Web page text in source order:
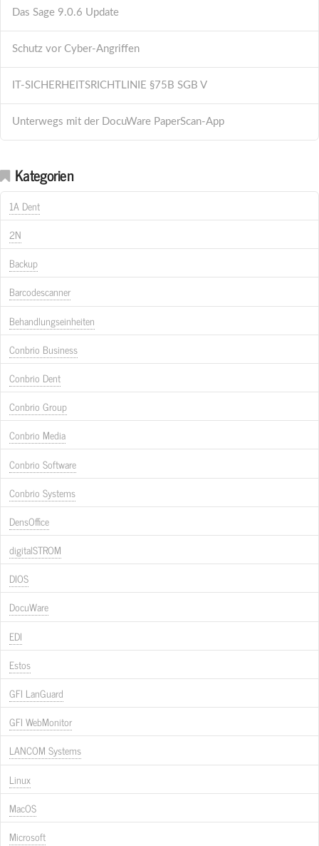
Das Sage 9.0.6 Update
Schutz vor Cyber-Angriffen
IT-SICHERHEITSRICHTLINIE §75B SGB V
Unterwegs mit der DocuWare PaperScan-App
Kategorien
1A Dent
2N
Backup
Barcodescanner
Behandlungseinheiten
Conbrio Business
Conbrio Dent
Conbrio Group
Conbrio Media
Conbrio Software
Conbrio Systems
DensOffice
digitalSTROM
DIOS
DocuWare
EDI
Estos
GFI LanGuard
GFI WebMonitor
LANCOM Systems
Linux
MacOS
Microsoft